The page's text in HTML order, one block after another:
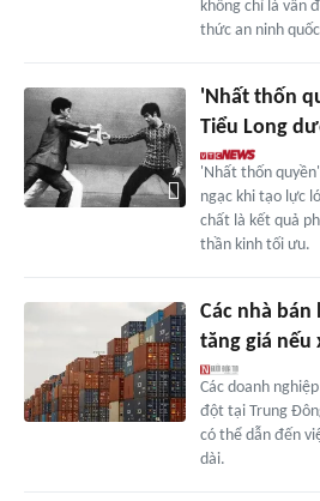
không chỉ là vấn
thức an ninh
'Nhất thốn
Tiểu Long
'Nhất thốn
ngạc khi tạo lực
chất là kết quả
thần kinh tối ưu.
Các nhà bán
tăng giá nếu
Các doanh
đột tại Trung
có thể dẫn đến
dài.